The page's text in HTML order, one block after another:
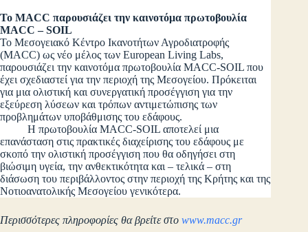
Το MACC παρουσιάζει την καινοτόμα πρωτοβουλία
MACC –SOIL
Το Μεσογειακό Κέντρο Ικανοτήτων Αγροδιατροφής
(MACC) ως νέο μέλος των European Living Labs,
παρουσιάζει την καινοτόμα πρωτοβουλία MACC-SOIL που
έχει σχεδιαστεί για την περιοχή της Μεσογείου. Πρόκειται
για μια ολιστική και συνεργατική προσέγγιση για την
εξεύρεση λύσεων και τρόπων αντιμετώπισης των
προβλημάτων υποβάθμισης του εδάφους.
Η πρωτοβουλία MACC-SOIL αποτελεί μια
επανάσταση στις πρακτικές διαχείρισης του εδάφους με
σκοπό την ολιστική προσέγγιση που θα οδηγήσει στη
βιώσιμη υγεία, την ανθεκτικότητα και – τελικά – στη
διάσωση του περιβάλλοντος στην περιοχή της Κρήτης και της
Νοτιοανατολικής Μεσογείου γενικότερα.
Περισσότερες πληροφορίες θα βρείτε στο www.macc.gr